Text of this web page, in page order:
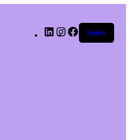
LinkedInInstagram
Facebook
Войти